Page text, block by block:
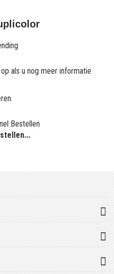
als u nog meer informatie
Bestellen